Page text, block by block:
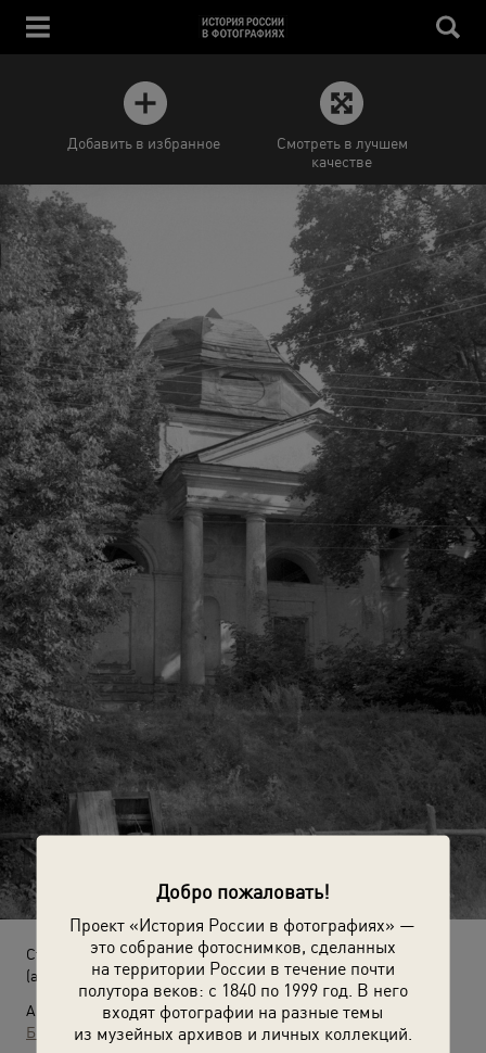
Добро пожаловать!
Проект «История России в фотографиях» —
это собрание фотоснимков, сделанных
на территории России в течение почти
полутора веков: с 1840 по 1999 год. В него
входят фотографии на разные темы
из музейных архивов и личных коллекций.
Добавить в избранное
Смотреть в лучшем
качестве
Старинная постройка в Седневе
(август 1982)
Автор:
Борис Смирнов-Русецкий